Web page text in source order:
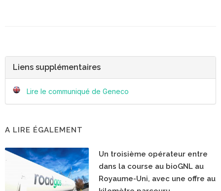
Liens supplémentaires
Lire le communiqué de Geneco
A LIRE ÉGALEMENT
Un troisième opérateur entre
dans la course au bioGNL au
Royaume-Uni, avec une offre au